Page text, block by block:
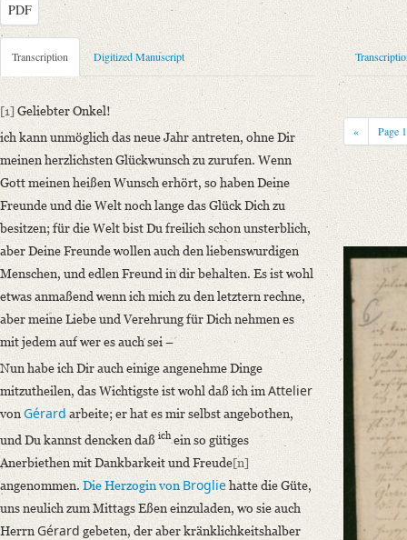
PDF
Metadata Concerning Header
Sender: Augusta von Buttlar
Recipient: August Wilhelm von Schlegel
Place of Destination: Bonn
Date: 01.01.1823
Notations: Empfangsort erschlossen.
Manuscript
Provider: Dresden, Sächsische Landesbibliothek - Staats- und
OAI Id: DE-611-38972
Classification Number: Mscr.Dresd.e.90,XIX,Bd.3,Nr.125
Number of Pages: 4 S., hs. m. U.
Format: 18,2 x 11,6 cm u. 12 x 9,1 cm
Incipit: „[1] Geliebter Onkel!
ich kann unmöglich das neue Jahr antreten, ohne Dir meinen
Language
German
French
Editors
Bamberg, Claudia
Transcription Digitized Manuscript
[1] Geliebter Onkel!
ich kann unmöglich das neue Jahr antreten, ohne Dir
meinen herzlichsten Glückwunsch zu zurufen. Wenn
Gott meinen heißen Wunsch erhört, so haben Deine
Freunde und die Welt noch lange das Glück Dich zu
besitzen; für die Welt bist Du freilich schon unsterblich,
aber Deine Freunde wollen auch den liebenswurdigen
Menschen, und edlen Freund in dir behalten. Es ist wohl
etwas anmaßend wenn ich mich zu den letztern rechne,
aber meine Liebe und Verehrung für Dich nehmen es
mit jedem auf wer es auch sei –
Nun habe ich Dir auch einige angenehme Dinge
mitzutheilen, das Wichtigste ist wohl daß ich imAttelier
von Gérardarbeite; er hat es mir selbst angebothen,
und Du kannst dencken daß ichein so gütiges
Anerbiethen mit Dankbarkeit und Freude[n]
angenommen. Die Herzogin von Brogliehatte die Güte,
uns neulich zum Mittags Eßen einzuladen, wo sie auch
Herrn Gérard gebeten, der aber kränklichkeitshalber
« Page 1